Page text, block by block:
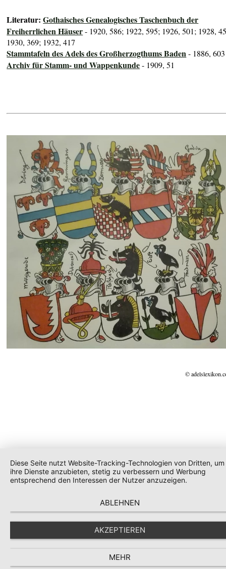
Literatur:Gothaisches Genealogisches Taschenbuch der
Freiherrlichen Häuser- 1920, 586; 1922, 595; 1926, 501; 1928,
1930, 369; 1932, 417
Stammtafeln des Adels des Großherzogthums Baden- 1886, 603
Archiv für Stamm- und Wappenkunde- 1909, 51
©
Diese Seite nutzt Website-Tracking-Technologien von Dritten, um
ihre Dienste anzubieten, stetig zu verbessern und Werbung
entsprechend den Interessen der Nutzer anzuzeigen.
ABLEHNEN
AKZEPTIEREN
MEHR